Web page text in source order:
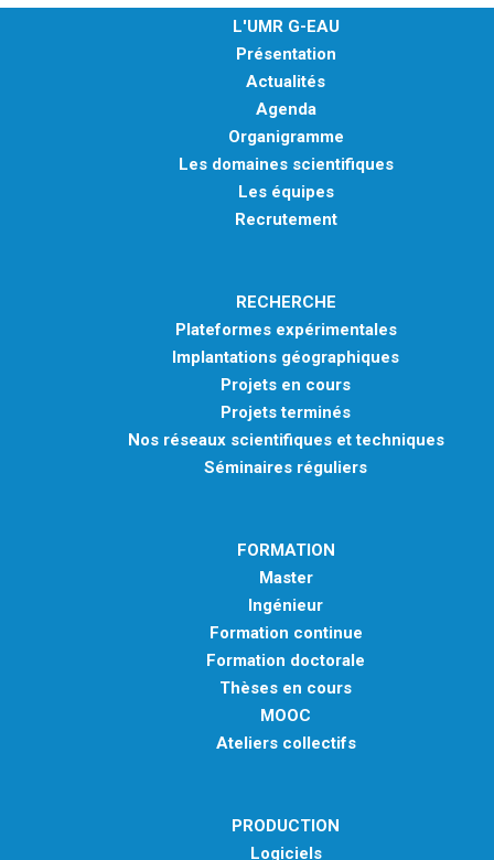
L'UMR G-EAU
Présentation
Actualités
Agenda
Organigramme
Les domaines scientifiques
Les équipes
Recrutement
RECHERCHE
Plateformes expérimentales
Implantations géographiques
Projets en cours
Projets terminés
Nos réseaux scientifiques et techniques
Séminaires réguliers
FORMATION
Master
Ingénieur
Formation continue
Formation doctorale
Thèses en cours
MOOC
Ateliers collectifs
PRODUCTION
Logiciels